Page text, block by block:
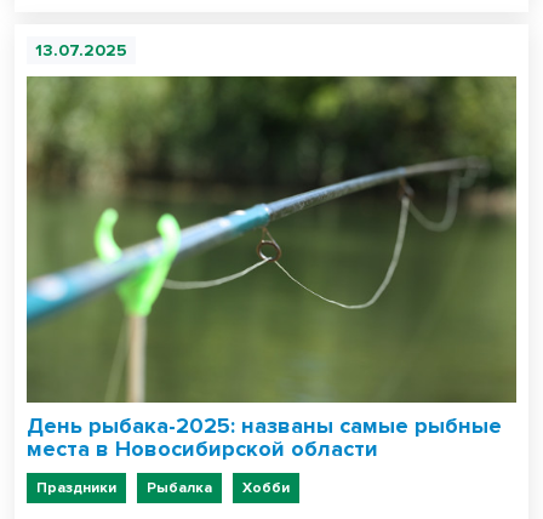
13.07.2025
День рыбака-2025: названы самые рыбные
места в Новосибирской области
Праздники Рыбалка Хобби